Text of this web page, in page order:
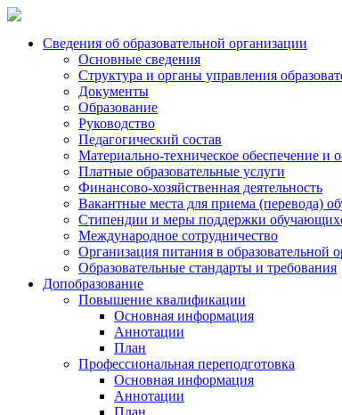
Сведения об образовательной организации
Основные сведения
Структура и органы управления
Документы
Образование
Руководство
Педагогический состав
Материально-техническое обеспечение и
Платные образовательные услуги
Финансово-хозяйственная деятельность
Вакантные места для приема (перевода)
Стипендии и меры поддержки
Международное сотрудничество
Организация питания в образовательной
Образовательные стандарты и требования
Допобразование
Повышение квалификации
Основная информация
Аннотации
План
Профессиональная переподготовка
Основная информация
Аннотации
План